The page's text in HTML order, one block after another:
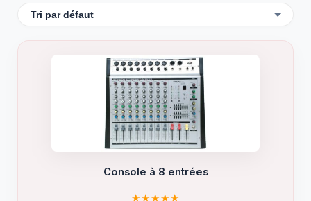
Console à 8 entrées